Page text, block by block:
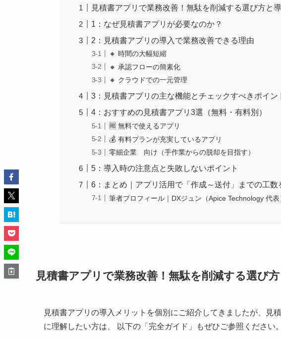
見積書アプリで業務改善！無駄を削減する選び方と
1：なぜ見積書アプリが必要なのか？
2：見積書アプリの導入で業務改善できる理由
🔸 時間の大幅短縮
🔸 承認フローの簡素化
🔸 クラウドでの一元管理
3：見積書アプリの主な機能とチェックすべきポイン
4：おすすめの見積書アプリ3選（無料・有料別）
🆓 無料で使えるアプリ
💰 有料プランが充実しているアプリ
零細企業 向け（手作業からの脱却を目指す）
5：導入時の注意点と失敗しないポイント
6：まとめ｜アプリ活用で「作成～送付」までの工数
筆者プロフィール｜DXジュン（Apice Technology 代表
見積書アプリで業務改善！無駄を削減する選び
見積書アプリの導入メリットを個別にご紹介してきましたが、見
に理解したい方は、 以下の「完全ガイド」もぜひご参照ください。